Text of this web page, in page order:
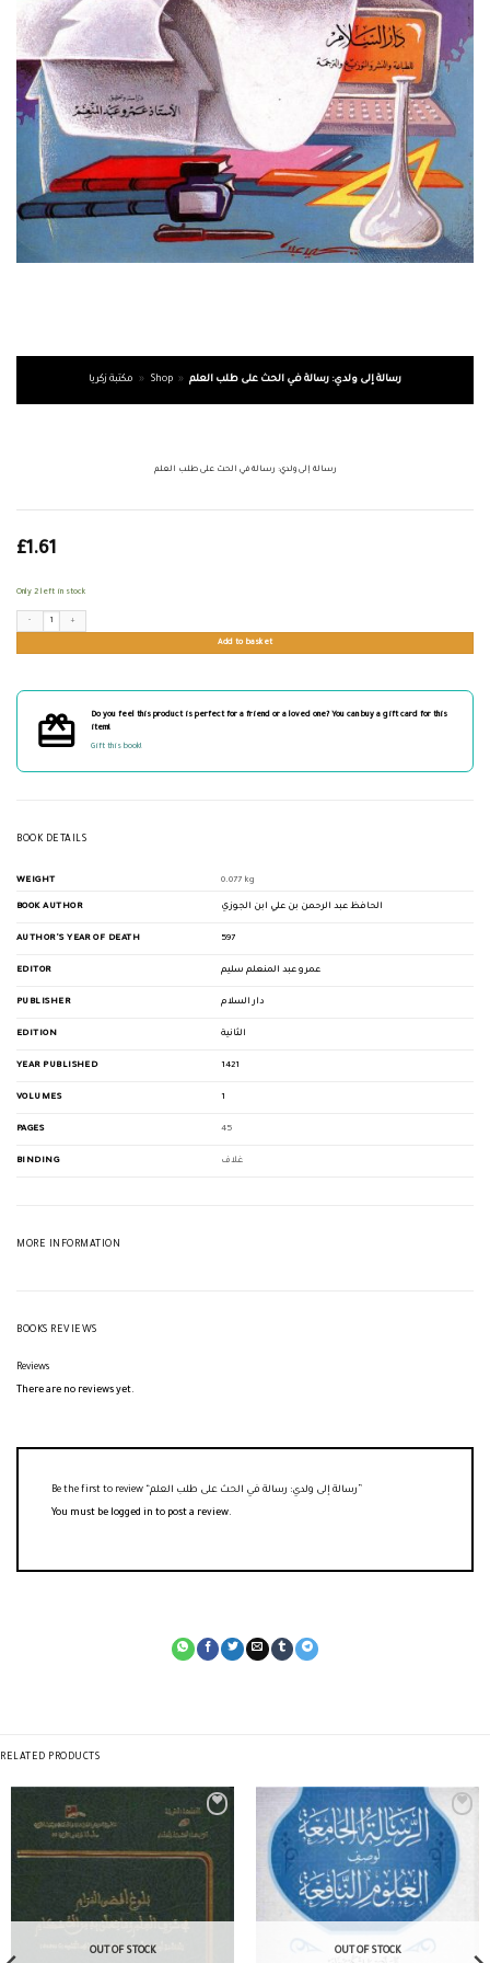
مكتبة زكريا » Shop » رسالة إلى ولدي: رسالة في الحث على طلب العلم
رسالة إلى ولدي: رسالة في الحث على طلب العلم
£1.61
Only 2 left in stock
Add to basket
Do you feel this product is perfect for a friend or a loved one? You can buy a gift card for this
item!
Gift this book!
BOOK DETAILS
WEIGHT 0.077 kg
BOOK AUTHOR الحافظ عبد الرحمن بن علي ابن الجوزي
AUTHOR'S YEAR OF DEATH 597
EDITOR عمرو عبد المنعلم سليم
PUBLISHER دار السلام
EDITION الثانية
YEAR PUBLISHED 1421
VOLUMES 1
PAGES 45
BINDING غلاف
MORE INFORMATION
BOOKS REVIEWS
Reviews
There are no reviews yet.
You must be logged in to post a review.
RELATED PRODUCTS
OUT OF STOCK OUT OF STOCK